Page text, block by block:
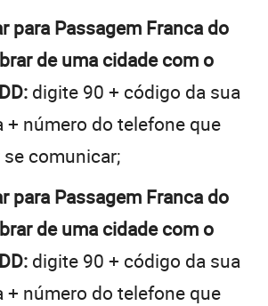
para Passagem Franca do
de uma cidade com o
digite 90 + código da sua
+ número do telefone que
comunicar;
para Passagem Franca do
de uma cidade com o
digite 90 + código da sua
+ número do telefone que